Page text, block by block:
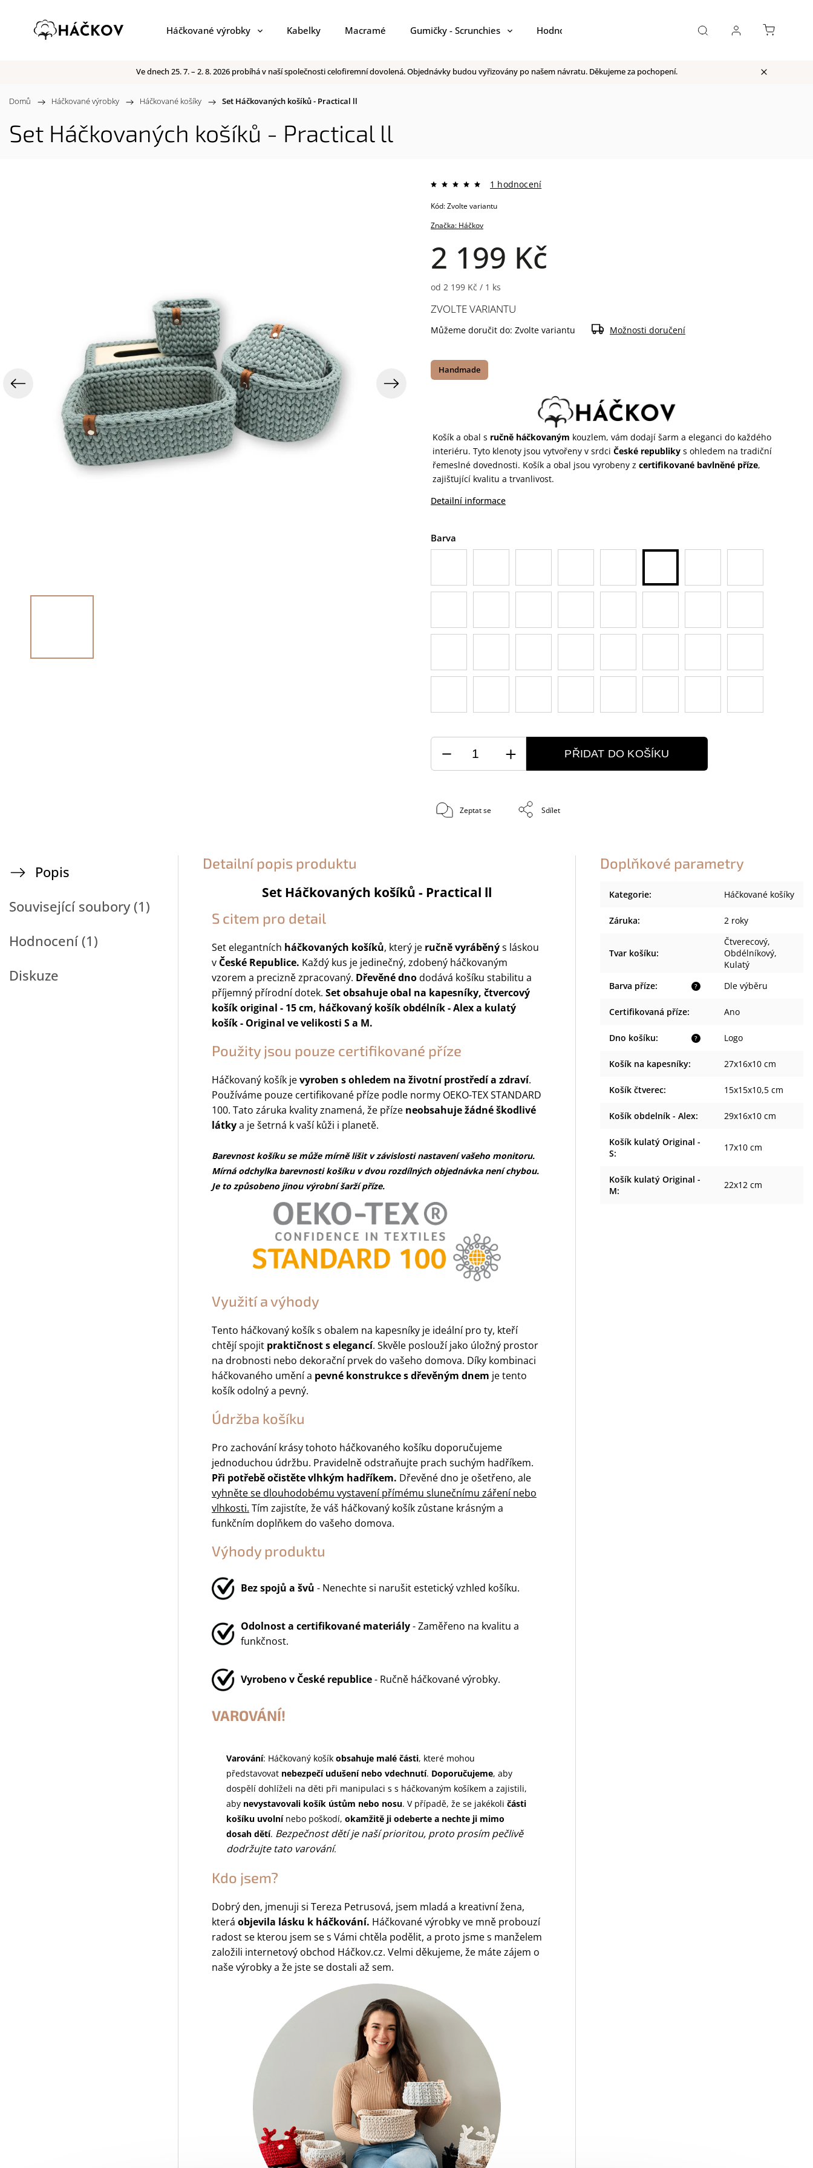
Háčkované výrobky Kabelky Macramé Gumičky - Scrunchies Hodnocení obchodu Moje objednávka
Ve dnech 25. 7. – 2. 8. 2026 probíhá v naší společnosti celofiremní dovolená. Objednávky budou vyřizovány po našem návratu. Děkujeme za pochopení.
Domů / Háčkované výrobky / Háčkované košíky / Set Háčkovaných košíků - Practical ll
Set Háčkovaných košíků - Practical ll
Značka: Háčkov
1 hodnocení
2 199 Kč
od 2 199 Kč / 1 ks
Kód:Zvolte variantu
Handmade
Košík a obal s ručně háčkovaným kouzlem, vám dodají šarm a eleganci do každého
interiéru. Tyto klenoty jsou vytvořeny v srdciČeské republiky s ohledem na tradiční
řemeslné dovednosti. Košík a obal jsou vyrobeny zcertifikované bavlněné příze,
zajišťující kvalitu a trvanlivost.
Detailní informace
Barva
ZVOLTE VARIANTU
Můžeme doručit do: Zvolte variantu Možnosti doručení
PŘIDAT DO KOŠÍKU
Zeptat se Sdílet
Popis
Související soubory (1)
Hodnocení (1)
Diskuze
Detailní popis produktu
Set Háčkovaných košíků - Practical ll
S citem pro detail
Set elegantních háčkovaných košíků, který je ručně vyráběnýs láskou
v České Republice. Každý kus je jedinečný, zdobený háčkovaným
vzorem a precizně zpracovaný. Dřevěné dnododává košíku stabilitu a
příjemný přírodní dotek. Set obsahuje obal na kapesníky, čtvercový
košík original - 15 cm, háčkovaný košík obdélník - Alex a kulatý
košík - Original ve velikosti S a M.
Použity jsou pouze certifikované příze
Háčkovaný košík jevyroben s ohledem na životní prostředí a zdraví.
Používáme pouze certifikované příze podle normy OEKO-TEX STANDARD
100. Tato záruka kvality znamená, že příze neobsahuje žádné škodlivé
látkya je šetrná k vaší kůži i planetě.
Barevnost košíku se může mírně lišit v závislosti nastavení vašeho monitoru.
Mírná odchylka barevnosti košíku v dvou rozdílných objednávka není chybou.
Je to způsobeno jinou výrobní šarží příze.
Využití a výhody
Tento háčkovaný košík s obalem na kapesníky je ideální pro ty, kteří
chtějí spojit praktičnost s elegancí. Skvěle poslouží jako úložný prostor
na drobnosti nebo dekorační prvek do vašeho domova. Díky kombinaci
háčkovaného umění a pevné konstrukce s dřevěným dnem je tento
košík odolný a pevný.
Údržba košíku
Pro zachování krásy tohoto háčkovaného košíku doporučujeme
jednoduchou údržbu. Pravidelně odstraňujte prach suchým hadříkem.
Při potřebě očistěte vlhkým hadříkem. Dřevěné dno je ošetřeno, ale
vyhněte se dlouhodobému vystavení přímému slunečnímu záření nebo
vlhkosti. Tím zajistíte, že váš háčkovaný košík zůstane krásným a
funkčním doplňkem do vašeho domova.
Výhody produktu
Bez spojů a švů - Nenechte si narušit estetický vzhled košíku.
Odolnost a certifikované materiály- Zaměřeno na kvalitu a
funkčnost.
Vyrobeno v České republice- Ručně háčkované výrobky.
VAROVÁNÍ!
Varování: Háčkovaný košík obsahuje malé části, které mohou
představovat nebezpečí udušení nebo vdechnutí. Doporučujeme, aby
dospělí dohlíželi na děti při manipulaci s s háčkovaným košíkem a zajistili,
aby nevystavovali košík ústům nebo nosu. V případě, že se jakékoli části
košíku uvolní nebo poškodí, okamžitě ji odeberte a nechte ji mimo
dosah dětí. Bezpečnost dětí je naší prioritou, proto prosím pečlivě
dodržujte tato varování.
Kdo jsem?
Dobrý den, jmenuji si Tereza Petrusová, jsem mladá a kreativní žena,
která objevila lásku k háčkování. Háčkované výrobky ve mně probouzí
radost se kterou jsem se s Vámi chtěla podělit, a proto jsme s manželem
založili internetový obchod Háčkov.cz. Velmi děkujeme, že máte zájem o
naše výrobky a že jste se dostali až sem.
Doplňkové parametry
Kategorie: Háčkované košíky
Záruka: 2 roky
Tvar košíku:
Čtverecový,
Obdélníkový,
Kulatý
?
Barva příze: Dle výběru
Certifikovaná příze: Ano
?
Dno košíku: Logo
Košík na kapesníky: 27x16x10 cm
Košík čtverec: 15x15x10,5 cm
Košík obdelník - Alex: 29x16x10 cm
Košík kulatý Original -
S:
17x10 cm
Košík kulatý Original -
M:
22x12 cm